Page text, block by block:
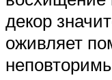
декор
оживляет